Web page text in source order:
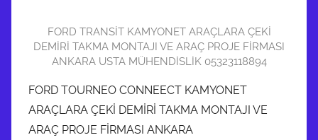
FORD TRANSİT KAMYONET ARAÇLARA ÇEKİ
DEMİRİ TAKMA MONTAJI VE ARAÇ PROJE FİRMASI
ANKARA USTA MÜHENDİSLİK 05323118894
FORD TOURNEO CONNEECT KAMYONET
ARAÇLARA ÇEKİ DEMİRİ TAKMA MONTAJI VE
ARAÇ PROJE FİRMASI ANKARA